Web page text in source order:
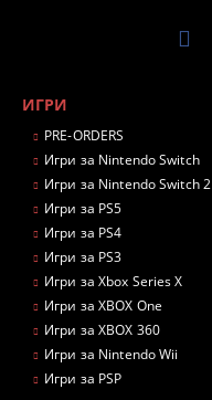
ИГРИ
PRE-ORDERS
Игри за Nintendo Switch
Игри за Nintendo Switch 2
Игри за PS5
Игри за PS4
Игри за PS3
Игри за Xbox Series X
Игри за XBOX One
Игри за XBOX 360
Игри за Nintendo Wii
Игри за PSP